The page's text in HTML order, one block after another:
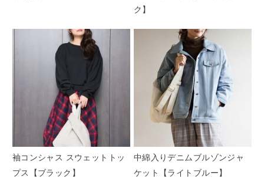
ク】
袖コンシャス スウェットトッ
プス【ブラック】
中綿入りデニムブルゾンジャ
ケット【ライトブルー】